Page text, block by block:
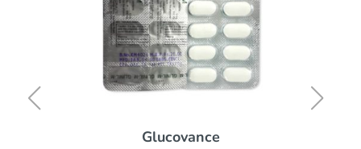
Glucovance